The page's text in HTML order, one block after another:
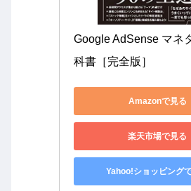
Google AdSense マネ
科書［完全版］
Amazonで見る
楽天市場で見る
Yahoo!ショッピング